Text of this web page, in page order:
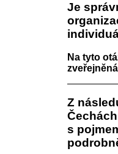
Je
Na tyto
Z
s